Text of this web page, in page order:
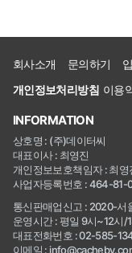
회사소개 문의하기
개인정보처리방침 이용
INFORMATION
상호명 : (주)데이터씨
대표이사 : 최영진
개인정보보호책임자 : 최영
사업자등록번호 : 464-81-
통신판매업신고 : 2020-서
운영시간 : 평일 9시~12시
대표전화번호 : 02-585-
이메일 :